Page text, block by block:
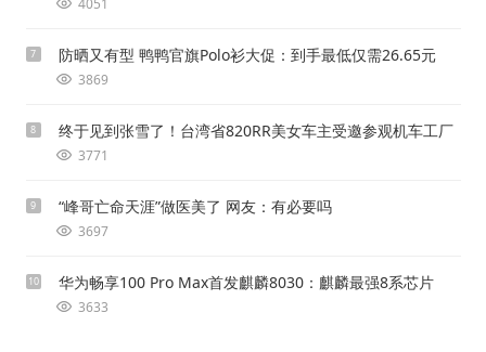
4051
7 防晒又有型 鸭鸭官旗Polo衫大促：到手最低仅需26.65元
3869
8 终于见到张雪了！台湾省820RR美女车主受邀参观机车工厂
3771
9 “峰哥亡命天涯”做医美了 网友：有必要吗
3697
10 华为畅享100 Pro Max首发麒麟8030：麒麟最强8系芯片
3633